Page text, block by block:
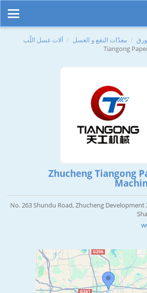
معدّات النقع و الغسل
آلات غسل اللّب
Tiangong
Zhucheng Tiangong
No. 263 Shundu Road, Zhucheng Development